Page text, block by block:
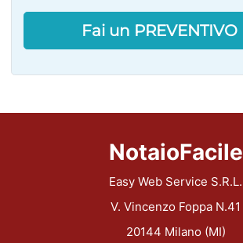
Fai un PREVENTIVO
NotaioFacile
Easy Web Service S.R.L.
V. Vincenzo Foppa N.41
20144 Milano (MI)